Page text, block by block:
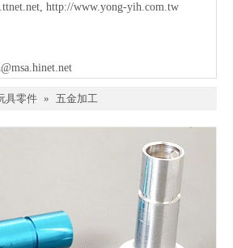
, http://www.yong-yih.com.tw
具零件 » 五金加工